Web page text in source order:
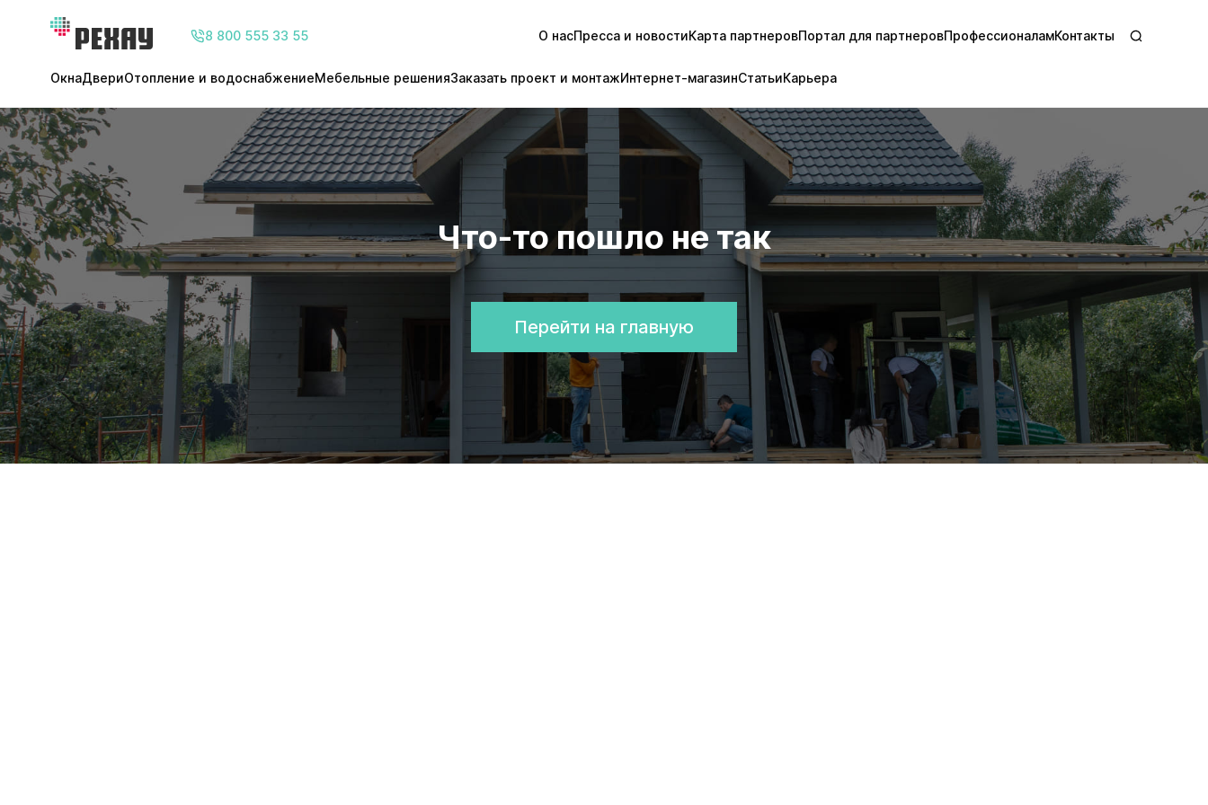
8 800 555 33 55 О насПресса и новостиКарта партнеровПортал для партнеровПрофессионаламКонтакты
ОкнаДвериОтопление и водоснабжениеМебельные решенияЗаказать проект и монтажИнтернет-магазинСтатьиКарьера
Что-то пошло не так
Перейти на главную